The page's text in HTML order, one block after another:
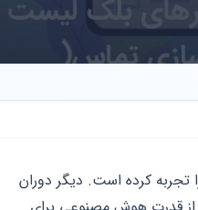
کرده است. دیگر دوران